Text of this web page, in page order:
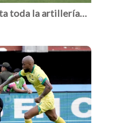
toda la artillería